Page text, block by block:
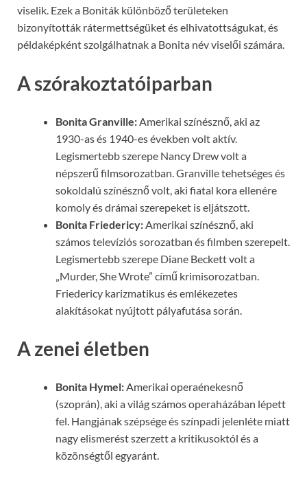
viselik. Ezek a Boniták különböző területeken
bizonyították rátermettségüket és elhivatottságukat, és
példaképként szolgálhatnak a Bonita név viselői számára.
A szórakoztatóiparban
Bonita Granville: Amerikai színésznő, aki az
1930-as és 1940-es években volt aktív.
Legismertebb szerepe Nancy Drew volt a
népszerű filmsorozatban. Granville tehetséges és
sokoldalú színésznő volt, aki fiatal kora ellenére
komoly és drámai szerepeket is eljátszott.
Bonita Friedericy: Amerikai színésznő, aki
számos televíziós sorozatban és filmben szerepelt.
Legismertebb szerepe Diane Beckett volt a
„Murder, She Wrote” című krimisorozatban.
Friedericy karizmatikus és emlékezetes
alakításokat nyújtott pályafutása során.
A zenei életben
Bonita Hymel:Amerikai operaénekesnő
(szoprán), aki a világ számos operaházában lépett
fel. Hangjának szépsége és színpadi jelenléte miatt
nagy elismerést szerzett a kritikusoktól és a
közönségtől egyaránt.